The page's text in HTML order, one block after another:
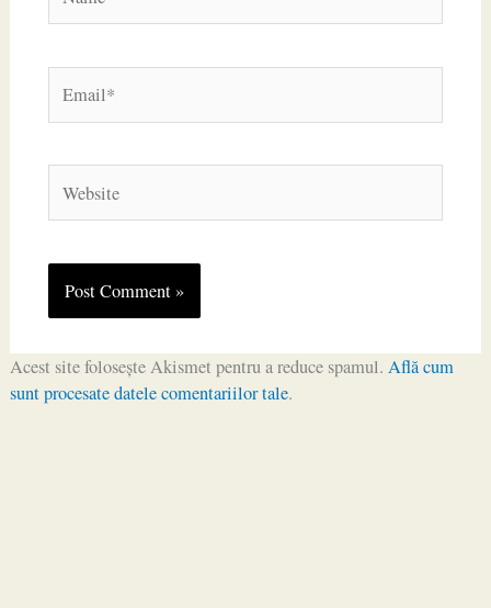
Acest site folosește Akismet pentru a reduce spamul. Află cum
sunt procesate datele comentariilor tale.